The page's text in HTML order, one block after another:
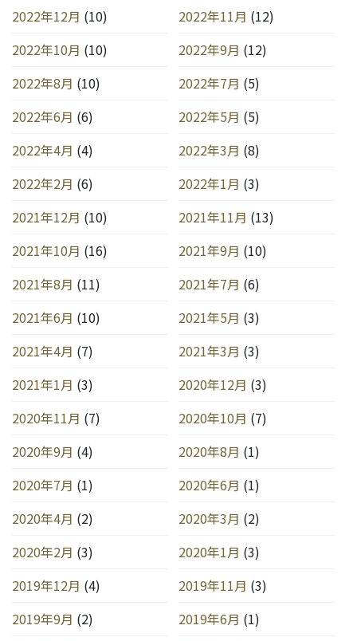
2022年12月 (10) 2022年11月 (12)
2022年10月 (10) 2022年9月 (12)
2022年8月 (10) 2022年7月 (5)
2022年6月 (6) 2022年5月 (5)
2022年4月 (4) 2022年3月 (8)
2022年2月 (6) 2022年1月 (3)
2021年12月 (10) 2021年11月 (13)
2021年10月 (16) 2021年9月 (10)
2021年8月 (11) 2021年7月 (6)
2021年6月 (10) 2021年5月 (3)
2021年4月 (7) 2021年3月 (3)
2021年1月 (3) 2020年12月 (3)
2020年11月 (7) 2020年10月 (7)
2020年9月 (4) 2020年8月 (1)
2020年7月 (1) 2020年6月 (1)
2020年4月 (2) 2020年3月 (2)
2020年2月 (3) 2020年1月 (3)
2019年12月 (4) 2019年11月 (3)
2019年9月 (2) 2019年6月 (1)